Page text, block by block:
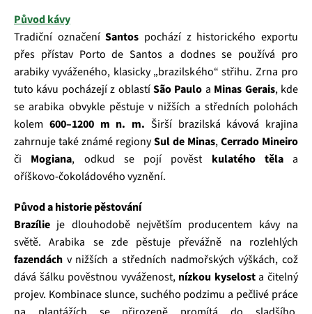
Původ kávy
Tradiční označeníSantos pochází z historického exportu
přes přístav Porto de Santos a dodnes se používá pro
arabiky vyváženého, klasicky „brazilského“ střihu. Zrna pro
tuto kávu pocházejí z oblastíSão Paulo a Minas Gerais, kde
se arabika obvykle pěstuje v nižších a středních polohách
kolem 600–1200 m n. m. Širší brazilská kávová krajina
zahrnuje také známé regionySul de Minas,Cerrado Mineiro
či Mogiana, odkud se pojí pověst kulatého tělaa
oříškovo‑čokoládového vyznění.
Původ a historie pěstování
Brazílie je dlouhodobě největším producentem kávy na
světě. Arabika se zde pěstuje převážně na rozlehlých
fazendách v nižších a středních nadmořských výškách, což
dává šálku pověstnou vyváženost, nízkou kyselosta čitelný
projev. Kombinace slunce, suchého podzimu a pečlivé práce